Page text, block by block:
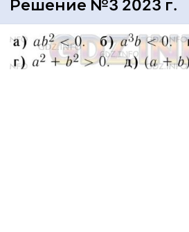
Решение №3 2023 г.